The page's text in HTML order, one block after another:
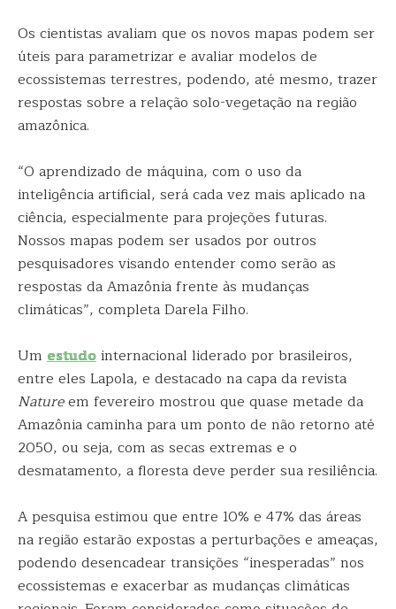
Os cientistas avaliam que os novos mapas podem ser
úteis para parametrizar e avaliar modelos de
ecossistemas terrestres, podendo, até mesmo, trazer
respostas sobre a relação solo-vegetação na região
amazônica.
“O aprendizado de máquina, com o uso da
inteligência artificial, será cada vez mais aplicado na
ciência, especialmente para projeções futuras.
Nossos mapas podem ser usados por outros
pesquisadores visando entender como serão as
respostas da Amazônia frente às mudanças
climáticas”, completa Darela Filho.
Um estudointernacional liderado por brasileiros,
entre eles Lapola, e destacado na capa da revista
Natureem fevereiro mostrou que quase metade da
Amazônia caminha para um ponto de não retorno até
2050, ou seja, com as secas extremas e o
desmatamento, a floresta deve perder sua resiliência.
A pesquisa estimou que entre 10% e 47% das áreas
na região estarão expostas a perturbações e ameaças,
podendo desencadear transições “inesperadas” nos
ecossistemas e exacerbar as mudanças climáticas